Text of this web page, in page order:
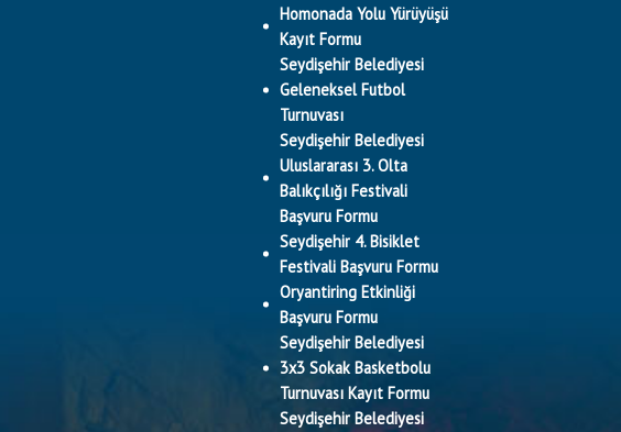
Homonada Yolu Yürüyüşü
Kayıt Formu
Seydişehir Belediyesi
Geleneksel Futbol
Turnuvası
Seydişehir Belediyesi
Uluslararası 3. Olta
Balıkçılığı Festivali
Başvuru Formu
Seydişehir 4. Bisiklet
Festivali Başvuru Formu
Oryantiring Etkinliği
Başvuru Formu
Seydişehir Belediyesi
3x3 Sokak Basketbolu
Turnuvası Kayıt Formu
Seydişehir Belediyesi